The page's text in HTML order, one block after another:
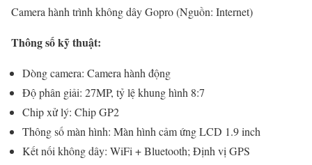
Camera hành trình không dây Gopro (Nguồn: Internet)
Thông số kỹ thuật:
Dòng camera: Camera hành động
Độ phân giải: 27MP, tỷ lệ khung hình 8:7
Chip xử lý: Chip GP2
Thông số màn hình: Màn hình cảm ứng LCD 1.9 inch
Kết nối không dây: WiFi + Bluetooth; Định vị GPS